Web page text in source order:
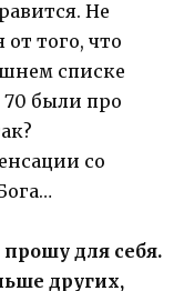
Не
того, что
списке
были про
со
для себя.
других,